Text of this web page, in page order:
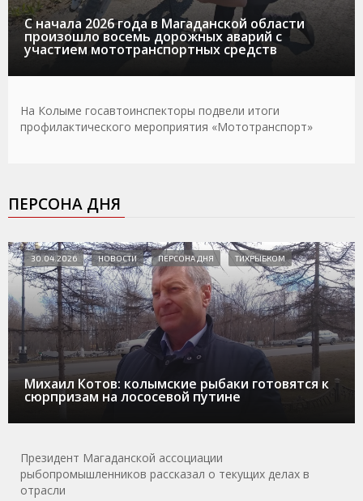
С начала 2026 года в Магаданской области
произошло восемь дорожных аварий с
участием мототранспортных средств
На Колыме госавтоинспекторы подвели итоги
профилактического мероприятия «Мототранспорт»
ПЕРСОНА ДНЯ
Михаил Котов: колымские рыбаки готовятся к
сюрпризам на лососевой путине
30.04.2026 НОВОСТИ ПЕРСОНА ДНЯ ТИХРЫБКОМ
Президент Магаданской ассоциации
рыбопромышленников рассказал о текущих делах в
отрасли